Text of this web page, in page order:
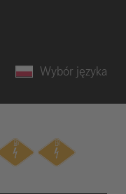
Wybór języka